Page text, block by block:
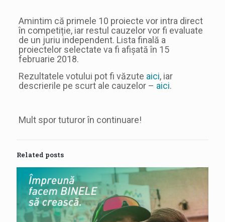
Amintim că primele 10 proiecte vor intra direct
în competiție, iar restul cauzelor vor fi evaluate
de un juriu independent. Lista finală a
proiectelor selectate va fi afișată în 15
februarie 2018.
Rezultatele votului pot fi văzute aici, iar
descrierile pe scurt ale cauzelor – aici.
Mult spor tuturor în continuare!
Related posts